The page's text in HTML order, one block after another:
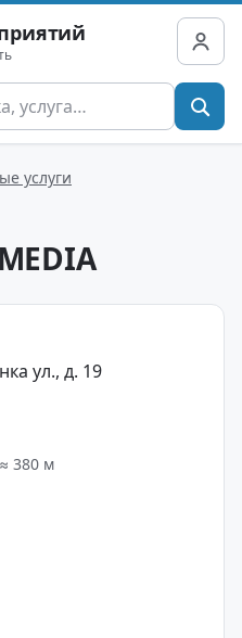
услуги
ул., д. 19
≈ 380 м